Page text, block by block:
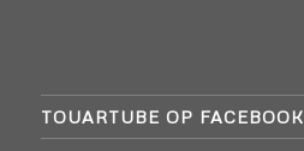
TOUARTUBE OP FACEBOOK